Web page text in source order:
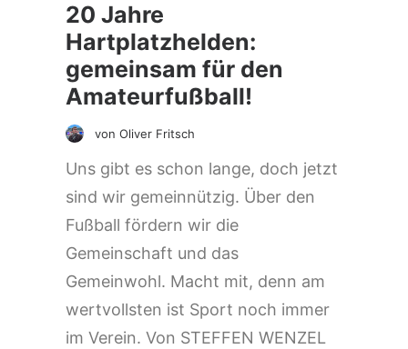
20 Jahre
Hartplatzhelden:
gemeinsam für den
Amateurfußball!
von Oliver Fritsch
Uns gibt es schon lange, doch jetzt
sind wir gemeinnützig. Über den
Fußball fördern wir die
Gemeinschaft und das
Gemeinwohl. Macht mit, denn am
wertvollsten ist Sport noch immer
im Verein. Von STEFFEN WENZEL